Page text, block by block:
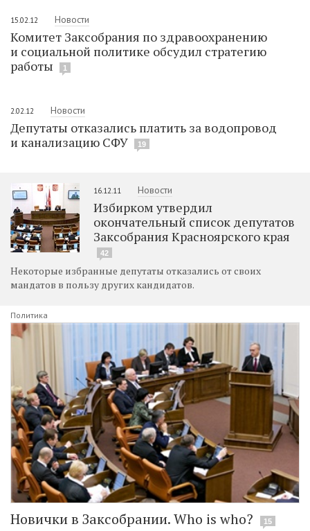
15.02.12 Новости
Комитет Заксобрания по здравоохранению
и социальной политике обсудил стратегию
работы
1
2.02.12 Новости
Депутаты отказались платить за водопровод
и канализацию СФУ
19
16.12.11 Новости
Избирком утвердил
окончательный список депутатов
Заксобрания Красноярского края
42
Некоторые избранные депутаты отказались от своих
мандатов в пользу других кандидатов.
Политика
Новички в Заксобрании. Who is who? 15